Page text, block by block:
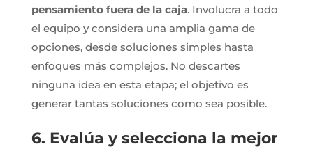
pensamiento fuera de la caja. Involucra a todo
el equipo y considera una amplia gama de
opciones, desde soluciones simples hasta
enfoques más complejos. No descartes
ninguna idea en esta etapa; el objetivo es
generar tantas soluciones como sea posible.
6. Evalúa y selecciona la mejor